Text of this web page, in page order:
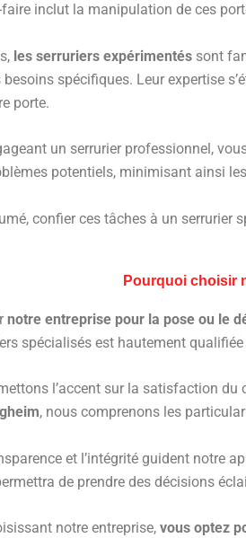
inclut la manipulation de ces
les serruriers expérimentés sont
besoins spécifiques. Leur expertise
porte.
un serrurier professionnel,
potentiels, minimisant ainsi
confier ces tâches à un serrurier
Pourquoi choisir
notre entreprise pour la pose ou le
spécialisés est hautement
l’accent sur la satisfaction
, nous comprenons les
et l’intégrité guident notre
de prendre des décisions
notre entreprise, vous optez